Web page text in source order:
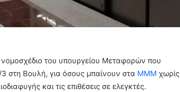
νομοσχέδιο του υπουργείου Μεταφορών που
στη Βουλή, για όσους μπαίνουν στα ΜΜΜ χωρίς
και τις επιθέσεις σε ελεγκτές.